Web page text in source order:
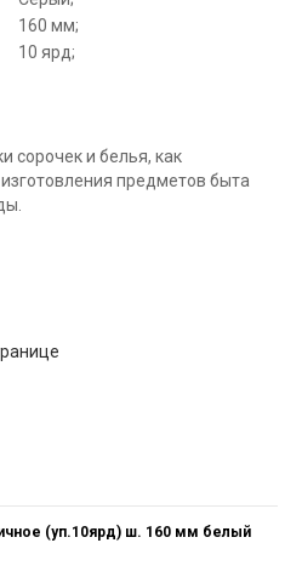
160 мм;
10 ярд;
сорочек и белья, как
предметов быта
(уп.10ярд) ш. 160 мм белый